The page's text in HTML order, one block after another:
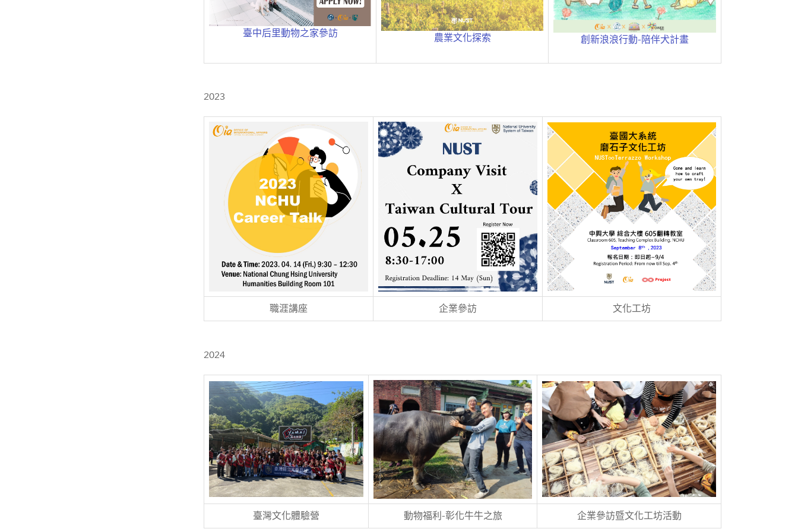
臺中后里動物之家參訪 農業文化探索 創新浪浪行動-陪伴犬計畫
2023
職涯講座 企業參訪 文化工坊
2024
臺灣文化體驗營 動物福利-彰化牛牛之旅 企業參訪暨文化工坊活動